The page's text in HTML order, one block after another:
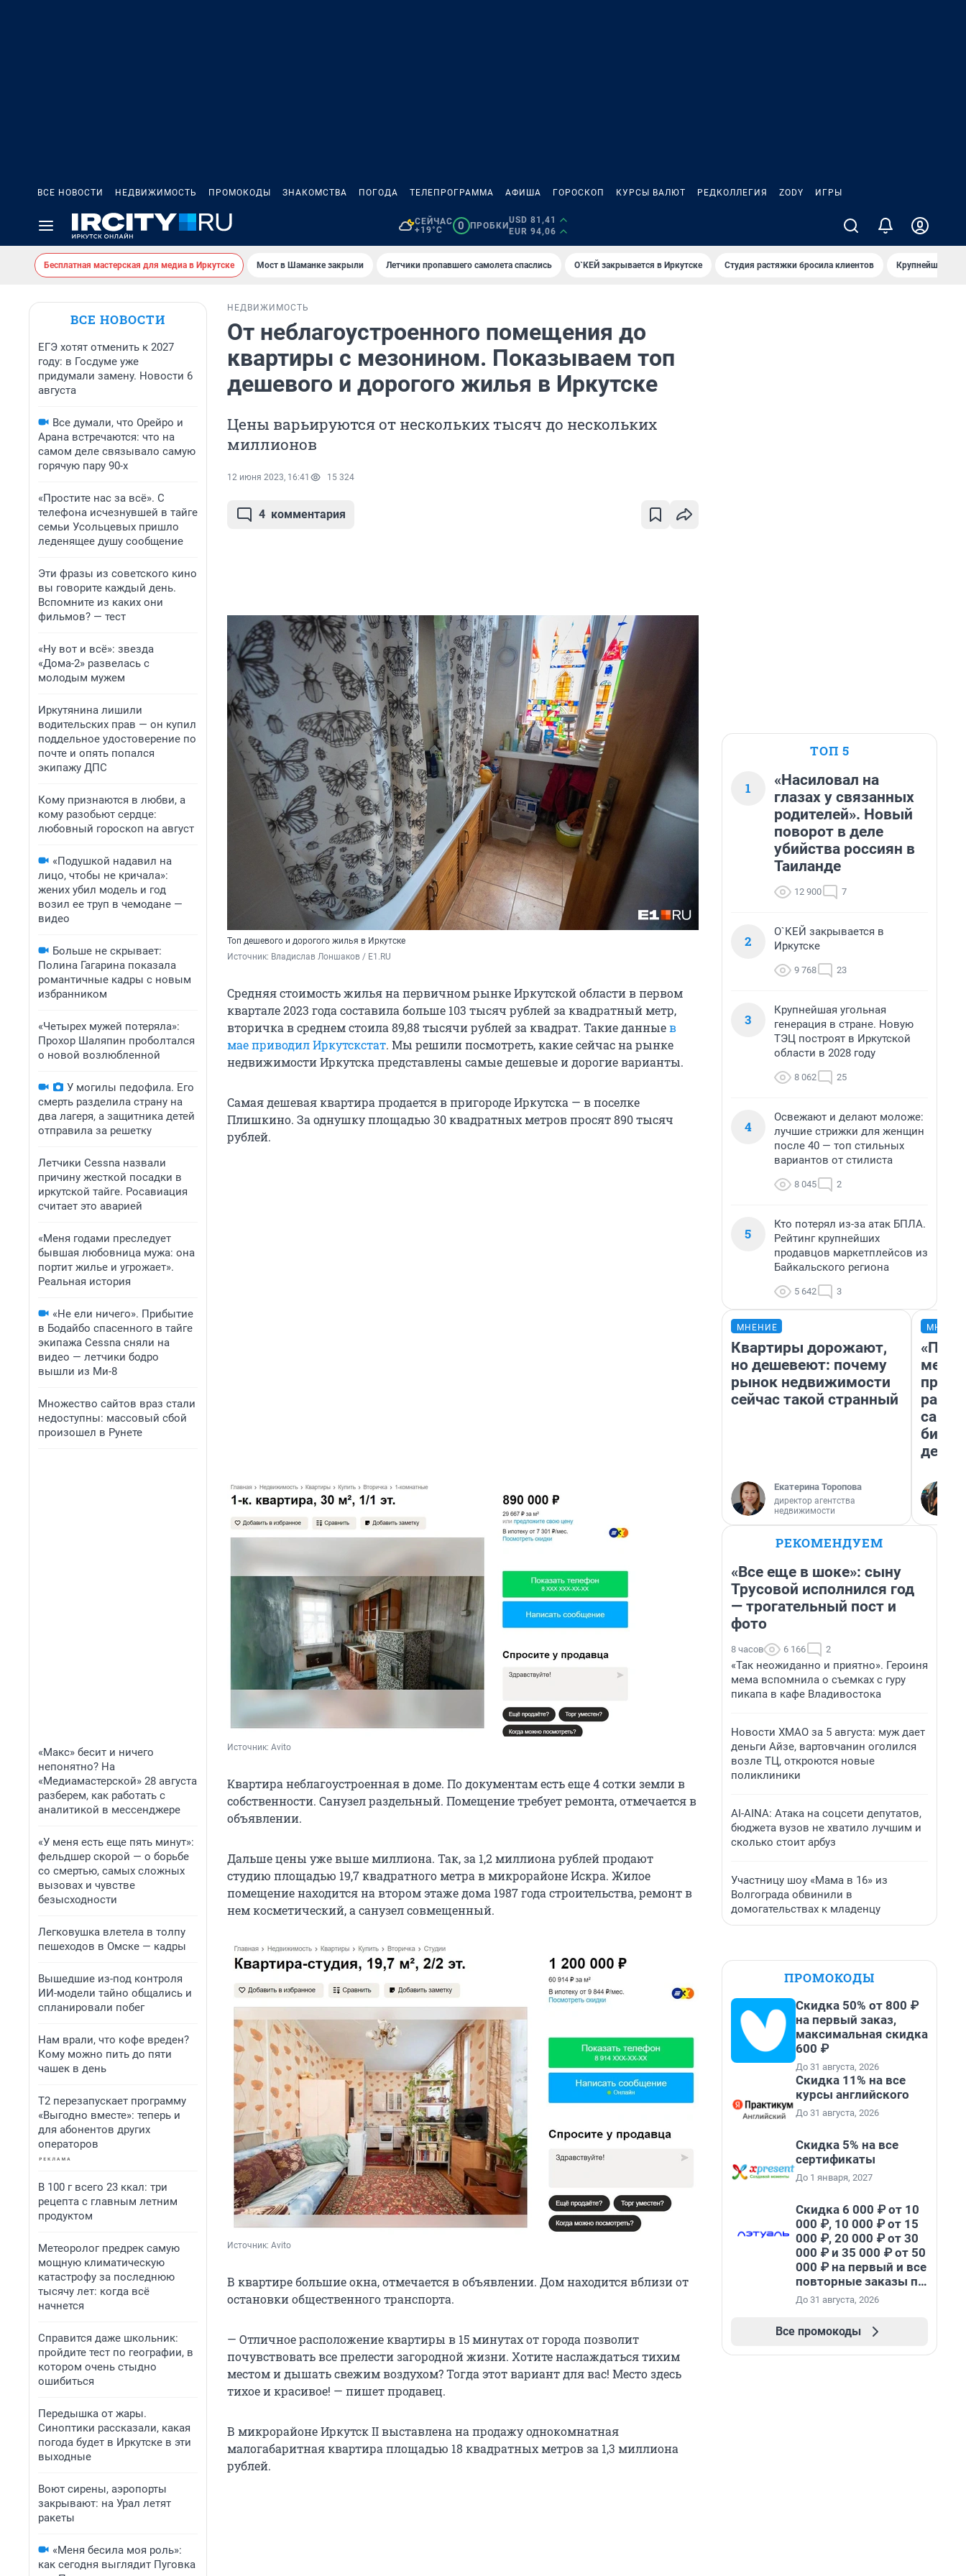
ВСЕ НОВОСТИ НЕДВИЖИМОСТЬ ПРОМОКОДЫ ЗНАКОМСТВА ПОГОДА ТЕЛЕПРОГРАММА АФИША ГОРОСКОП КУРСЫ ВАЛЮТ РЕДКОЛЛЕГИЯ ZODY ИГРЫ
СЕЙЧАС
+19°C
0 ПРОБКИ
USD 81,41
EUR 94,06
Бесплатная мастерская для медиа в Иркутске Мост в Шаманке закрыли Летчики пропавшего самолета спаслись О`КЕЙ закрывается в Иркутске Студия растяжки бросила клиентов Крупнейшие
ВСЕ НОВОСТИ
ЕГЭ хотят отменить к 2027
году: в Госдуме уже
придумали замену. Новости 6
августа
Все думали, что Орейро и
Арана встречаются: что на
самом деле связывало самую
горячую пару 90-х
«Простите нас за всё». С
телефона исчезнувшей в тайге
семьи Усольцевых пришло
леденящее душу сообщение
Эти фразы из советского кино
вы говорите каждый день.
Вспомните из каких они
фильмов? — тест
«Ну вот и всё»: звезда
«Дома-2» развелась с
молодым мужем
Иркутянина лишили
водительских прав — он купил
поддельное удостоверение по
почте и опять попался
экипажу ДПС
Кому признаются в любви, а
кому разобьют сердце:
любовный гороскоп на август
«Подушкой надавил на
лицо, чтобы не кричала»:
жених убил модель и год
возил ее труп в чемодане —
видео
Больше не скрывает:
Полина Гагарина показала
романтичные кадры с новым
избранником
«Четырех мужей потеряла»:
Прохор Шаляпин проболтался
о новой возлюбленной
У могилы педофила. Его
смерть разделила страну на
два лагеря, а защитника детей
отправила за решетку
Летчики Cessna назвали
причину жесткой посадки в
иркутской тайге. Росавиация
считает это аварией
«Меня годами преследует
бывшая любовница мужа: она
портит жилье и угрожает».
Реальная история
«Не ели ничего». Прибытие
в Бодайбо спасенного в тайге
экипажа Cessna сняли на
видео — летчики бодро
вышли из Ми-8
Множество сайтов враз стали
недоступны: массовый сбой
произошел в Рунете
«Макс» бесит и ничего
непонятно? На
«Медиамастерской» 28 августа
разберем, как работать с
аналитикой в мессенджере
«У меня есть еще пять минут»:
фельдшер скорой — о борьбе
со смертью, самых сложных
вызовах и чувстве
безысходности
Легковушка влетела в толпу
пешеходов в Омске — кадры
Вышедшие из-под контроля
ИИ-модели тайно общались и
спланировали побег
Нам врали, что кофе вреден?
Кому можно пить до пяти
чашек в день
Т2 перезапускает программу
«Выгодно вместе»: теперь и
для абонентов других
операторов
В 100 г всего 23 ккал: три
рецепта с главным летним
продуктом
Метеоролог предрек самую
мощную климатическую
катастрофу за последнюю
тысячу лет: когда всё
начнется
Справится даже школьник:
пройдите тест по географии, в
котором очень стыдно
ошибиться
Передышка от жары.
Синоптики рассказали, какая
погода будет в Иркутске в эти
выходные
Воют сирены, аэропорты
закрывают: на Урал летят
ракеты
«Меня бесила моя роль»:
как сегодня выглядит Пуговка
НЕДВИЖИМОСТЬ
От неблагоустроенного помещения до
квартиры с мезонином. Показываем топ
дешевого и дорогого жилья в Иркутске
Цены варьируются от нескольких тысяч до нескольких
миллионов
12 июня 2023, 16:41 15 324
4 комментария
Топ дешевого и дорогого жилья в Иркутске
Источник: Владислав Лоншаков / E1.RU
Средняя стоимость жилья на первичном рынке Иркутской области в первом
квартале 2023 года составила больше 103 тысяч рублей за квадратный метр,
вторичка в среднем стоила 89,88 тысячи рублей за квадрат. Такие данныев
мае приводил Иркутскстат. Мы решили посмотреть, какие сейчас на рынке
недвижимости Иркутска представлены самые дешевые и дорогие варианты.
Самая дешевая квартира продается в пригороде Иркутска — в поселке
Плишкино. За однушку площадью 30 квадратных метров просят 890 тысяч
рублей.
Источник: Avito
Квартира неблагоустроенная в доме. По документам есть еще 4 сотки земли в
собственности. Санузел раздельный. Помещение требует ремонта, отмечается в
объявлении.
Дальше цены уже выше миллиона. Так, за 1,2 миллиона рублей продают
студию площадью 19,7 квадратного метра в микрорайоне Искра. Жилое
помещение находится на втором этаже дома 1987 года строительства, ремонт в
нем косметический, а санузел совмещенный.
Источник: Avito
В квартире большие окна, отмечается в объявлении. Дом находится вблизи от
остановки общественного транспорта.
— Отличное расположение квартиры в 15 минутах от города позволит
почувствовать все прелести загородной жизни. Хотите наслаждаться тихим
местом и дышать свежим воздухом? Тогда этот вариант для вас! Место здесь
тихое и красивое! — пишет продавец.
В микрорайоне Иркутск II выставлена на продажу однокомнатная
малогабаритная квартира площадью 18 квадратных метров за 1,3 миллиона
рублей.
ТОП 5
1
«Насиловал на
глазах у связанных
родителей». Новый
поворот в деле
убийства россиян в
Таиланде
12 900 7
2
О`КЕЙ закрывается в
Иркутске
9 768 23
3
Крупнейшая угольная
генерация в стране. Новую
ТЭЦ построят в Иркутской
области в 2028 году
8 062 25
4
Освежают и делают моложе:
лучшие стрижки для женщин
после 40 — топ стильных
вариантов от стилиста
8 045 2
5
Кто потерял из-за атак БПЛА.
Рейтинг крупнейших
продавцов маркетплейсов из
Байкальского региона
5 642 3
МНЕНИЕ
Квартиры дорожают,
но дешевеют: почему
рынок недвижимости
сейчас такой странный
Екатерина Торопова
директор агентства
недвижимости
РЕКОМЕНДУЕМ
«Все еще в шоке»: сыну
Трусовой исполнился год
— трогательный пост и
фото
8 часов 6 166 2
«Так неожиданно и приятно». Героиня
мема вспомнила о съемках с гуру
пикапа в кафе Владивостока
Новости ХМАО за 5 августа: муж дает
деньги Айзе, вартовчанин оголился
возле ТЦ, откроются новые
поликлиники
AI-AINA: Атака на соцсети депутатов,
бюджета вузов не хватило лучшим и
сколько стоит арбуз
Участницу шоу «Мама в 16» из
Волгограда обвинили в
домогательствах к младенцу
ПРОМОКОДЫ
Скидка 50% от 800 ₽
на первый заказ,
максимальная скидка
600 ₽
До 31 августа, 2026
Скидка 11% на все
курсы английского
До 31 августа, 2026
Скидка 5% на все
сертификаты
До 1 января, 2027
Скидка 6 000 ₽ от 10
000 ₽, 10 000 ₽ от 15
000 ₽, 20 000 ₽ от 30
000 ₽ и 35 000 ₽ от 50
000 ₽ на первый и все
повторные заказы по
промокоду НАБЕРИ
До 31 августа, 2026
Все промокоды